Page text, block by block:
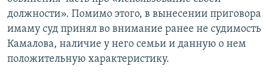
должности». Помимо этого, в вынесении приговора
имаму суд принял во внимание ранее не судимость
Камалова, наличие у него семьи и данную о нем
положительную характеристику.